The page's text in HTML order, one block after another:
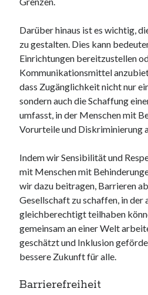
Darüber hinaus ist es wichtig,
zu gestalten. Dies kann
Einrichtungen bereitzustellen
Kommunikationsmittel
dass Zugänglichkeit nicht nur
sondern auch die Schaffung
umfasst, in der Menschen mit
Vorurteile und Diskriminierung
Indem wir Sensibilität und
mit Menschen mit
wir dazu beitragen, Barrieren
Gesellschaft zu schaffen, in der
gleichberechtigt teilhaben
gemeinsam an einer Welt
geschätzt und Inklusion
bessere Zukunft für alle.
Barrierefreiheit